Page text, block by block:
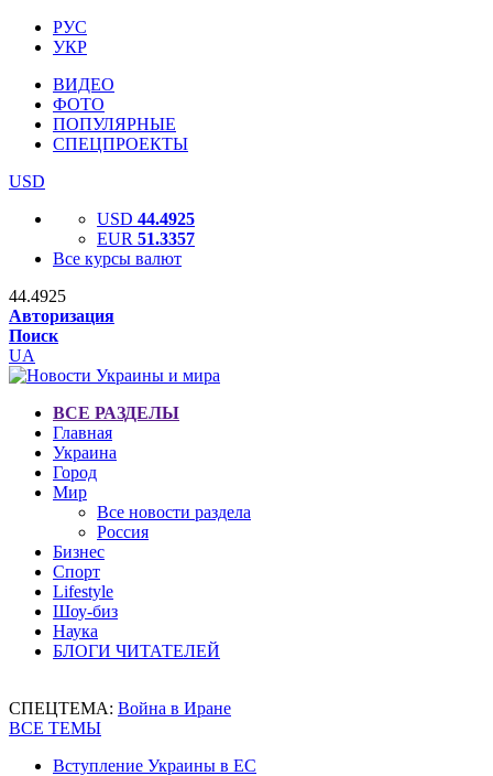
РУС
УКР
ВИДЕО
ФОТО
ПОПУЛЯРНЫЕ
СПЕЦПРОЕКТЫ
USD
USD 44.4925
EUR 51.3357
Все курсы валют
44.4925
Авторизация
Поиск
UA
ВСЕ РАЗДЕЛЫ
Главная
Украина
Город
Мир
Все новости раздела
Россия
Бизнес
Спорт
Lifestyle
Шоу-биз
Наука
БЛОГИ ЧИТАТЕЛЕЙ
СПЕЦТЕМА: Война в Иране
ВСЕ ТЕМЫ
Вступление Украины в ЕС